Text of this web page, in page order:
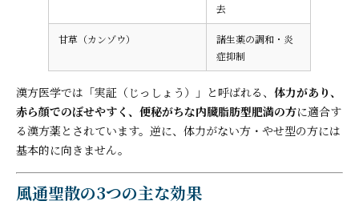
去
甘草（カンゾウ）
諸生薬の調和・炎
症抑制
漢方医学では「実証（じっしょう）」と呼ばれる、 体力があり、
赤ら顔でのぼせやすく、便秘がちな内臓脂肪型肥満の方に適合す
る漢方薬とされています。逆に、体力がない方・やせ型の方には
基本的に向きません。
風通聖散の3つの主な効果